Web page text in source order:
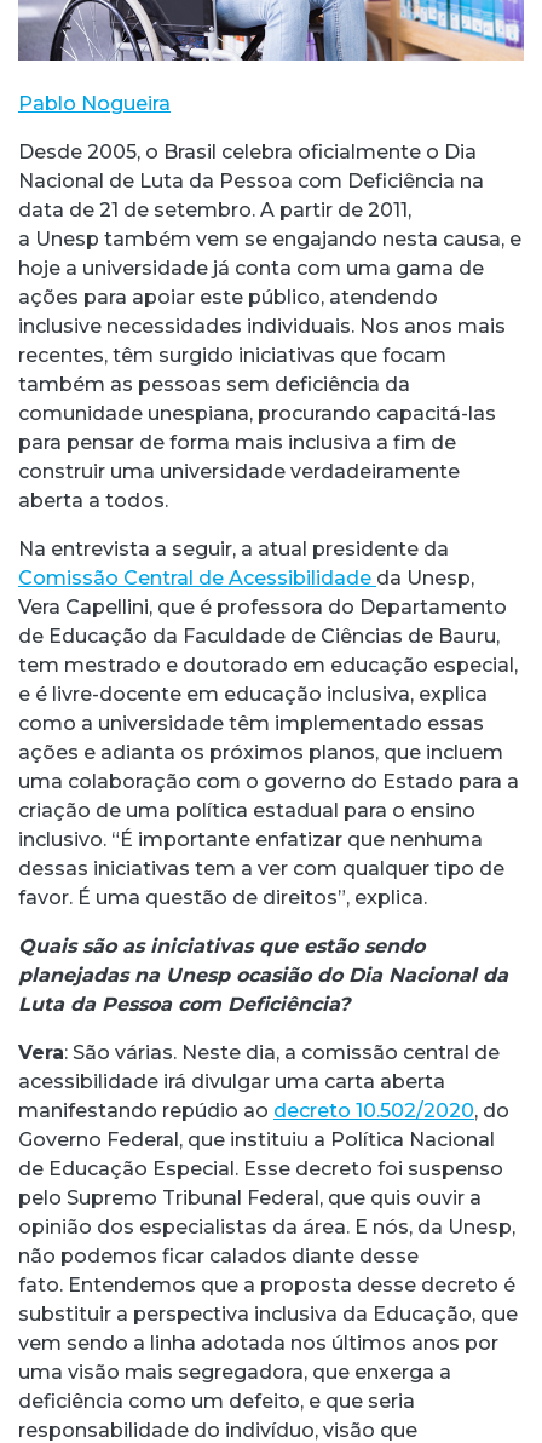
Pablo Nogueira
Desde 2005, o Brasil celebra oficialmente o Dia
Nacional de Luta da Pessoa com Deficiência na
data de 21 de setembro. A partir de 2011,
a Unesp também vem se engajando nesta causa, e
hoje a universidade já conta com uma gama de
ações para apoiar este público, atendendo
inclusive necessidades individuais. Nos anos mais
recentes, têm surgido iniciativas que focam
também as pessoas sem deficiência da
comunidade unespiana, procurando capacitá-las
para pensar de forma mais inclusiva a fim de
construir uma universidade verdadeiramente
aberta a todos.
Na entrevista a seguir, a atual presidente da
Comissão Central de Acessibilidade da Unesp,
Vera Capellini, que é professora do Departamento
de Educação da Faculdade de Ciências de Bauru,
tem mestrado e doutorado em educação especial,
e é livre-docente em educação inclusiva, explica
como a universidade têm implementado essas
ações e adianta os próximos planos, que incluem
uma colaboração com o governo do Estado para a
criação de uma política estadual para o ensino
inclusivo. “É importante enfatizar que nenhuma
dessas iniciativas tem a ver com qualquer tipo de
favor. É uma questão de direitos”, explica.
Quais são as iniciativas que estão sendo
planejadas na Unesp ocasião do Dia Nacional da
Luta da Pessoa com Deficiência?
Vera: São várias. Neste dia, a comissão central de
acessibilidade irá divulgar uma carta aberta
manifestando repúdio ao decreto 10.502/2020, do
Governo Federal, que instituiu a Política Nacional
de Educação Especial. Esse decreto foi suspenso
pelo Supremo Tribunal Federal, que quis ouvir a
opinião dos especialistas da área. E nós, da Unesp,
não podemos ficar calados diante desse
fato. Entendemos que a proposta desse decreto é
substituir a perspectiva inclusiva da Educação, que
vem sendo a linha adotada nos últimos anos por
uma visão mais segregadora, que enxerga a
deficiência como um defeito, e que seria
responsabilidade do indivíduo, visão que